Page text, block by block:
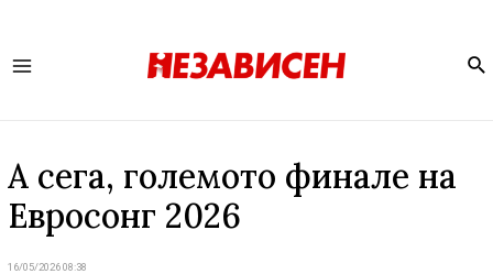
А сега, големото финале на
Евросонг 2026
16/05/2026 08:38